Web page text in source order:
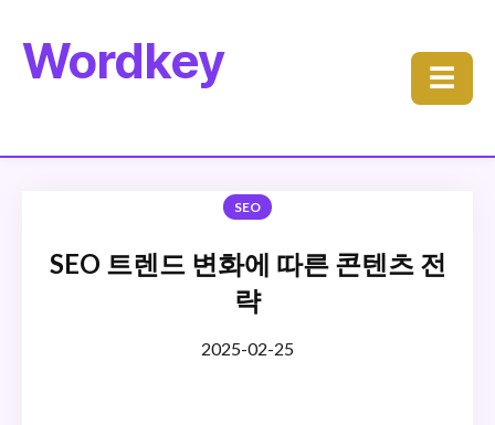
Wordkey ☰
SEO
SEO 트렌드 변화에 따른 콘텐츠 전
략
2025-02-25